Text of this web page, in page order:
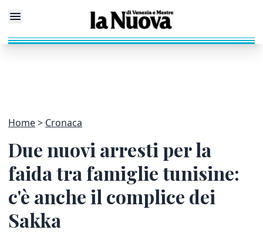
Home Cronaca
Due nuovi arresti per la
faida tra famiglie tunisine:
c'è anche il complice dei
Sakka